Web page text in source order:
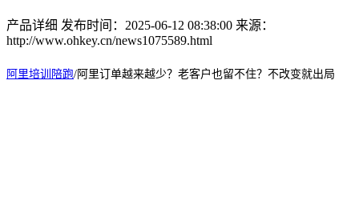
产品详细 发布时间：2025-06-12 08:38:00 来源：
http://www.ohkey.cn/news1075589.html
阿里培训陪跑/阿里订单越来越少？老客户也留不住？不改变就出局